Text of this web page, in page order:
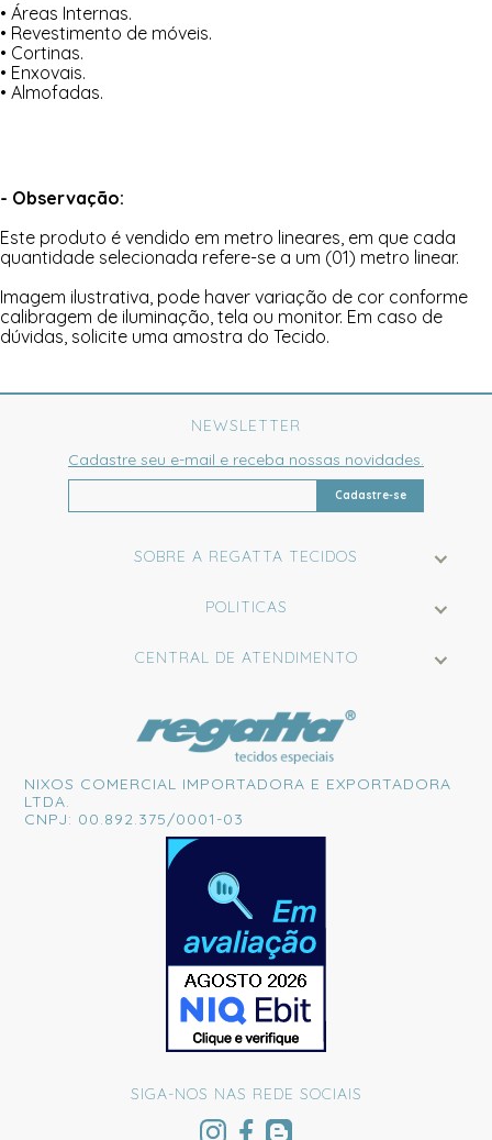
• Áreas Internas.
• Revestimento de móveis.
• Cortinas.
• Enxovais.
• Almofadas.
- Observação:
Este produto é vendido em metro lineares, em que cada
quantidade selecionada refere-se a um (01) metro linear.
Imagem ilustrativa, pode haver variação de cor conforme
calibragem de iluminação, tela ou monitor. Em caso de
dúvidas, solicite uma amostra do Tecido.
SOBRE A REGATTA TECIDOS
POLITICAS
CENTRAL DE ATENDIMENTO
NEWSLETTER
Cadastre seu e-mail e receba nossas novidades.
Cadastre-se
NIXOS COMERCIAL IMPORTADORA E EXPORTADORA
LTDA.
CNPJ: 00.892.375/0001-03
SIGA-NOS NAS REDE SOCIAIS